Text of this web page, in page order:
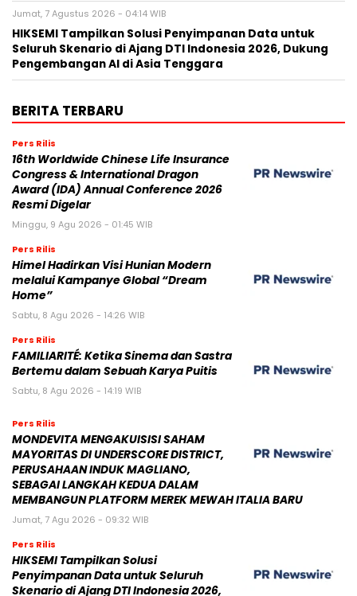
Jumat, 7 Agustus 2026 - 04:14 WIB
HIKSEMI Tampilkan Solusi Penyimpanan Data untuk
Seluruh Skenario di Ajang DTI Indonesia 2026, Dukung
Pengembangan AI di Asia Tenggara
BERITA TERBARU
Pers Rilis
16th Worldwide Chinese Life Insurance
Congress & International Dragon
Award (IDA) Annual Conference 2026
Resmi Digelar
Minggu, 9 Agu 2026 - 01:45 WIB
Pers Rilis
Himel Hadirkan Visi Hunian Modern
melalui Kampanye Global “Dream
Home”
Sabtu, 8 Agu 2026 - 14:26 WIB
Pers Rilis
FAMILIARITÉ: Ketika Sinema dan Sastra
Bertemu dalam Sebuah Karya Puitis
Sabtu, 8 Agu 2026 - 14:19 WIB
Pers Rilis
MONDEVITA MENGAKUISISI SAHAM
MAYORITAS DI UNDERSCORE DISTRICT,
PERUSAHAAN INDUK MAGLIANO,
SEBAGAI LANGKAH KEDUA DALAM
MEMBANGUN PLATFORM MEREK MEWAH ITALIA BARU
Jumat, 7 Agu 2026 - 09:32 WIB
Pers Rilis
HIKSEMI Tampilkan Solusi
Penyimpanan Data untuk Seluruh
Skenario di Ajang DTI Indonesia 2026,